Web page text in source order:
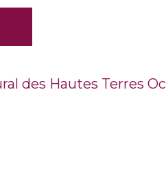
des Hautes Terres Oc